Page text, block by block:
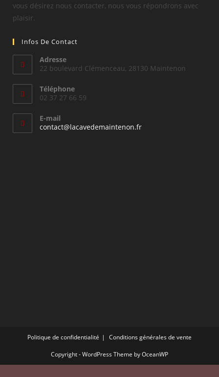
vous désirez nous contacter, nous vous répondrons avec
plaisir.
Infos De Contact
Adresse
22 boulevard Clémenceau, 28130 Maintenon
Téléphone
02 37 27 66 59
E-mail
contact@lacavedemaintenon.frS’ouvre
Politique de confidentialité Conditions générales de vente
Copyright - WordPress Theme by OceanWP